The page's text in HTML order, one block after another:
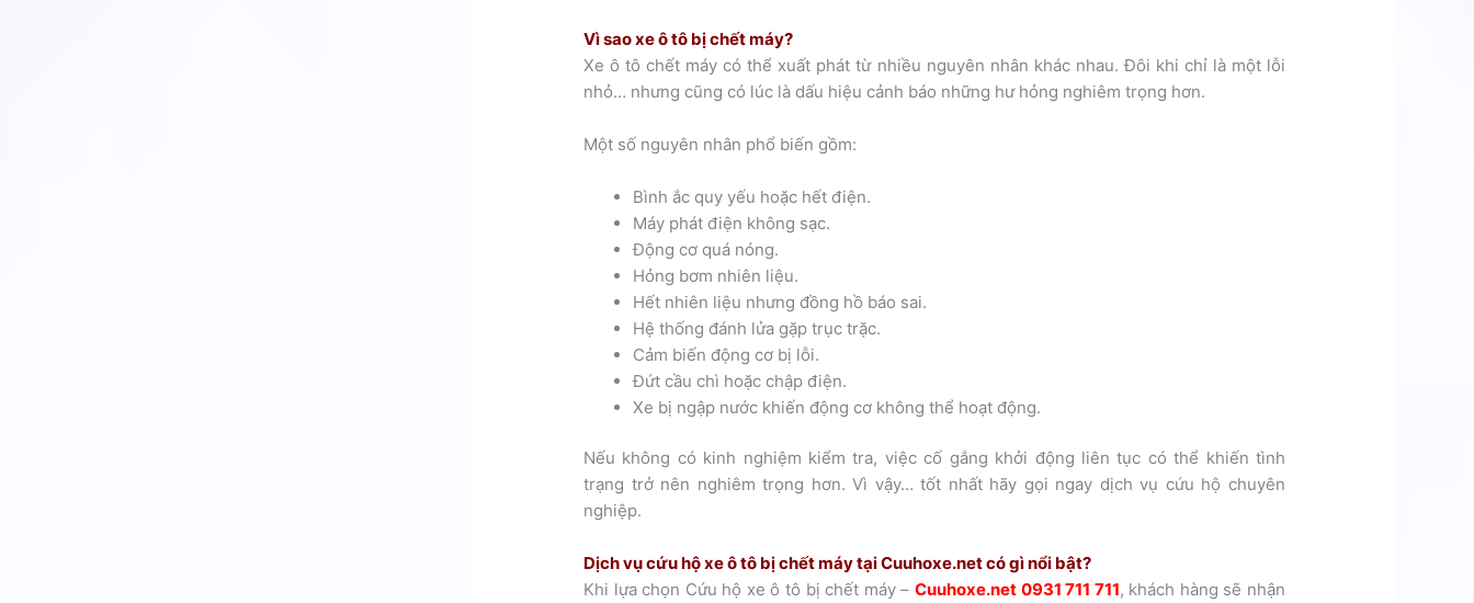
Vì sao xe ô tô bị chết máy?
Xe ô tô chết máy có thể xuất phát từ nhiều nguyên nhân khác nhau. Đôi khi chỉ là một lỗi
nhỏ… nhưng cũng có lúc là dấu hiệu cảnh báo những hư hỏng nghiêm trọng hơn.
Một số nguyên nhân phổ biến gồm:
Bình ắc quy yếu hoặc hết điện.
Máy phát điện không sạc.
Động cơ quá nóng.
Hỏng bơm nhiên liệu.
Hết nhiên liệu nhưng đồng hồ báo sai.
Hệ thống đánh lửa gặp trục trặc.
Cảm biến động cơ bị lỗi.
Đứt cầu chì hoặc chập điện.
Xe bị ngập nước khiến động cơ không thể hoạt động.
Nếu không có kinh nghiệm kiểm tra, việc cố gắng khởi động liên tục có thể khiến tình
trạng trở nên nghiêm trọng hơn. Vì vậy… tốt nhất hãy gọi ngay dịch vụ cứu hộ chuyên
nghiệp.
Dịch vụ cứu hộ xe ô tô bị chết máy tại Cuuhoxe.net có gì nổi bật?
Khi lựa chọn Cứu hộ xe ô tô bị chết máy – Cuuhoxe.net 0931 711 711, khách hàng sẽ nhận